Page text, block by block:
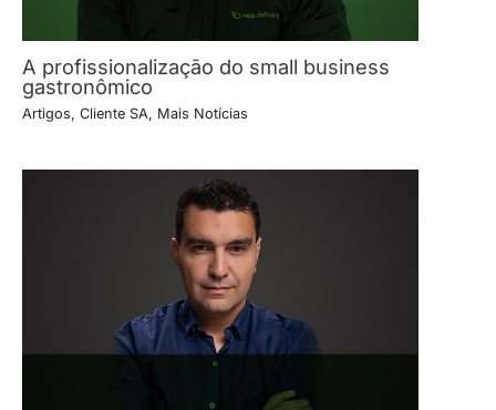
A profissionalização do small business
gastronômico
Artigos, Cliente SA, Mais Notícias